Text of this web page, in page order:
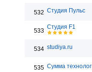
532 Студия Пульс
533
Студия F1
534 studiya.ru
535 Сумма